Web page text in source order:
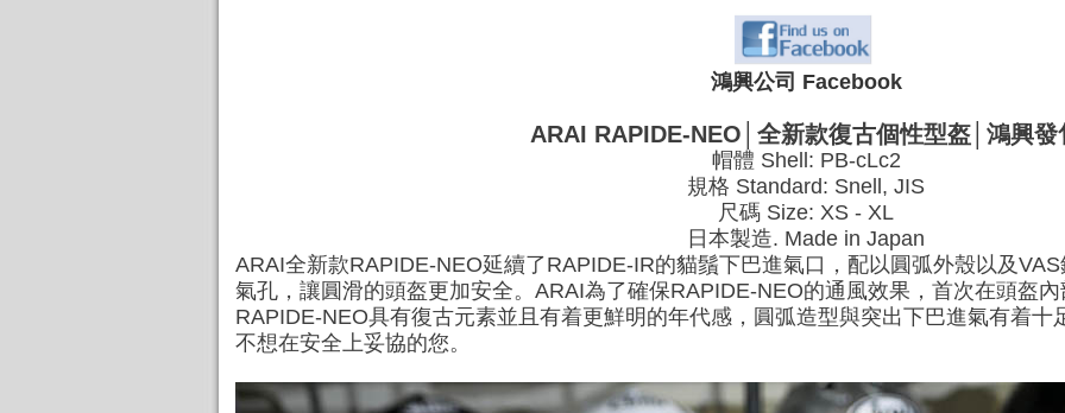
鴻興公司 Facebook
ARAI RAPIDE-NEO│全新款復古個性型盔│鴻興發
帽體 Shell: PB-cLc2
規格 Standard: Snell, JIS
尺碼 Size: XS - XL
日本製造. Made in Japan
ARAI全新款RAPIDE-NEO延續了RAPIDE-IR的貓鬚下巴進氣口，配以圓弧外殼以及
氣孔，讓圓滑的頭盔更加安全。ARAI為了確保RAPIDE-NEO的通風效果，首次在頭盔
RAPIDE-NEO具有復古元素並且有着更鮮明的年代感，圓弧造型與突出下巴進氣有着
不想在安全上妥協的您。